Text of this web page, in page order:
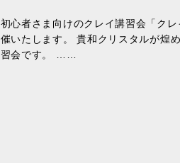
初心者さま向けのクレイ講習会「ク
催いたします。 貴和クリスタルが煌
習会です。 ……